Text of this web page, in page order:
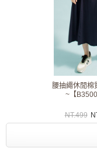
腰抽繩休閒棉
~【
NT.499